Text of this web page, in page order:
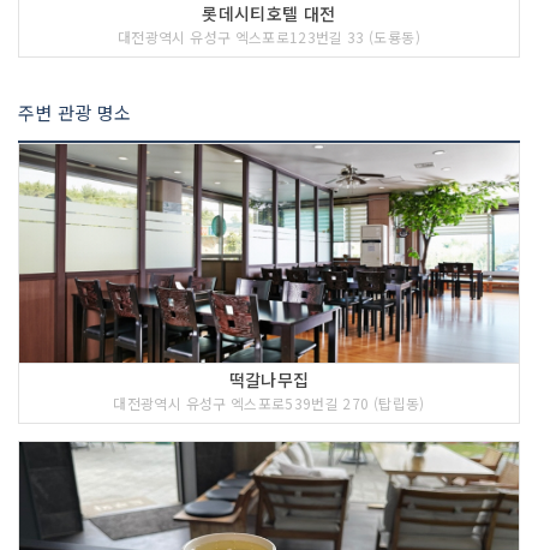
롯데시티호텔 대전
대전광역시 유성구 엑스포로123번길 33 (도룡동)
주변 관광 명소
떡갈나무집
대전광역시 유성구 엑스포로539번길 270 (탑립동)